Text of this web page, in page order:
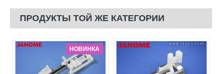
ПРОДУКТЫ ТОЙ ЖЕ КАТЕГОРИИ
НОВИНКА